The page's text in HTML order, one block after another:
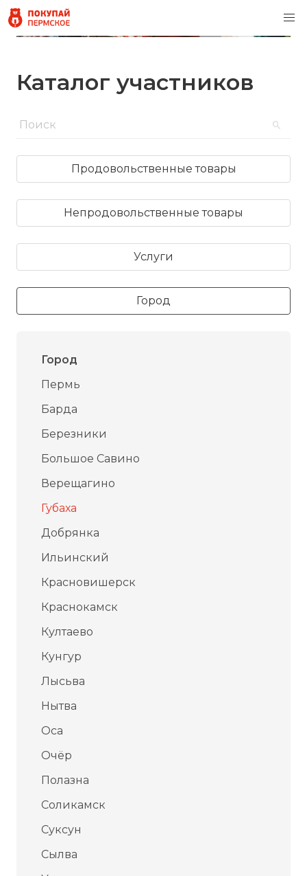
Каталог участников
Продовольственные товары
Непродовольственные товары
Услуги
Город
Город
Пермь
Барда
Березники
Большое Савино
Верещагино
Губаха
Добрянка
Ильинский
Красновишерск
Краснокамск
Култаево
Кунгур
Лысьва
Нытва
Оса
Очёр
Полазна
Соликамск
Суксун
Сылва